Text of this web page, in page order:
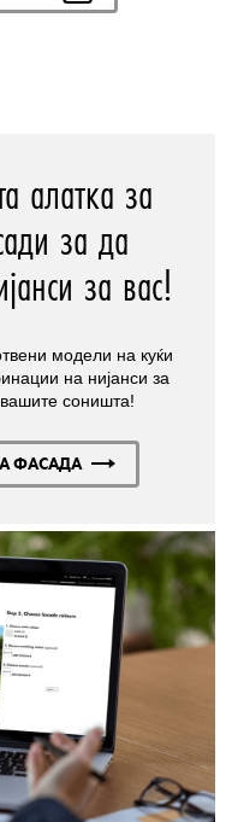
алатка за
за да
за вас!
модели на куќи
на нијанси за
вашите соништа!
ФАСАДА